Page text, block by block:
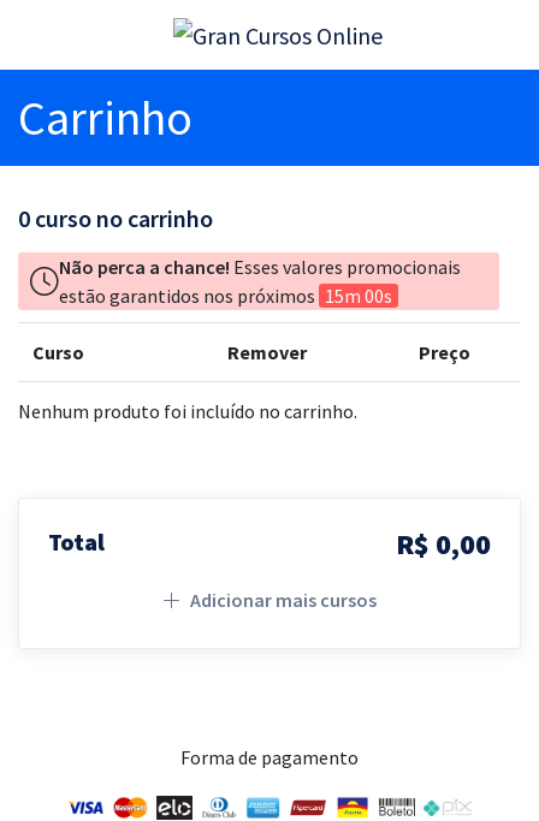
Carrinho
0 curso no carrinho
Não perca a chance! Esses valores promocionais
estão garantidos nos próximos 15m 00s
Curso Remover Preço
Nenhum produto foi incluído no carrinho.
Total R$ 0,00
Adicionar mais cursos
Forma de pagamento